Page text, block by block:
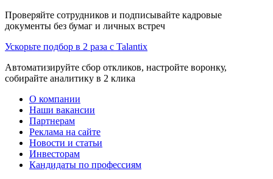
Проверяйте сотрудников и подписывайте кадровые
документы без бумаг и личных встреч
Ускорьте подбор в 2 раза с Talantix
Автоматизируйте сбор откликов, настройте воронку,
собирайте аналитику в 2 клика
О компании
Наши вакансии
Партнерам
Реклама на сайте
Новости и статьи
Инвесторам
Кандидаты по профессиям